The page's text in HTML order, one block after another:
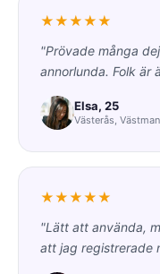
★★★★★
"Prövade många
annorlunda. Folk är
Elsa, 25
Västerås,
★★★★★
"Lätt att använda,
att jag registrerade